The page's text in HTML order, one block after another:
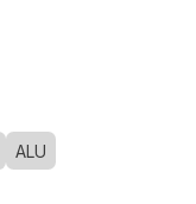
ALU